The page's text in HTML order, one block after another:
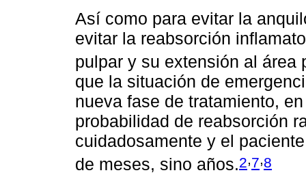
Así como para evitar la
evitar la reabsorción
pulpar y su extensión al área
que la situación de
nueva fase de tratamiento,
probabilidad de reabsorción
cuidadosamente y el
de meses, sino años.2,7,8